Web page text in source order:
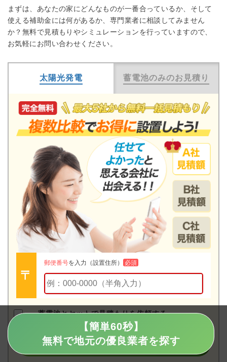
まずは、あなたの家にどんなものが一番合っているか、そして
使える補助金には何があるか、専門業者に相談してみません
か？無料で見積もりやシミュレーションを行っていますので、
お気軽にお問い合わせください。
太陽光発電 蓄電池のみのお見積り
郵便番号を入力（設置住所） 必須
蓄電池とセットで見積もりを依頼する
無料見積 次にすすむ
【簡単60秒】
無料で地元の優良業者を探す